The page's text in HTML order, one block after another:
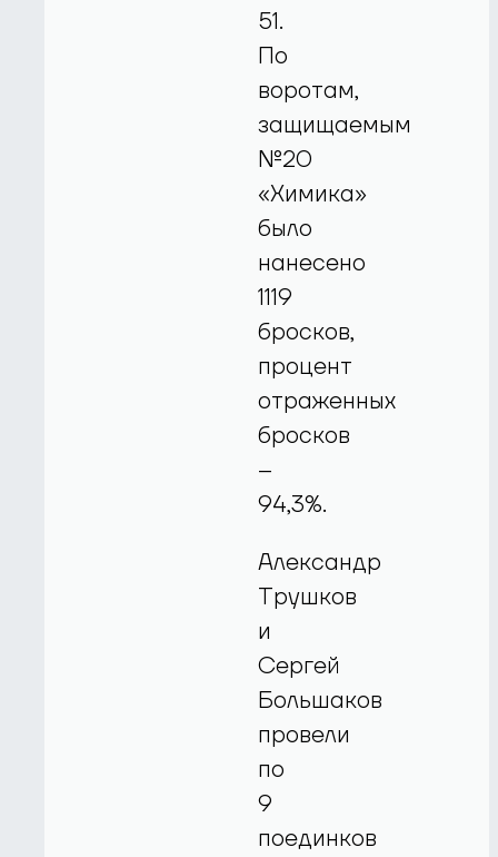
51.
По
воротам,
защищаемым
№20
«Химика»
было
нанесено
1119
бросков,
процент
отраженных
бросков
–
94,3%.
Александр
Трушков
и
Сергей
Большаков
провели
по
9
поединков